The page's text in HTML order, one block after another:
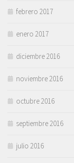
febrero 2017
enero 2017
diciembre 2016
noviembre 2016
octubre 2016
septiembre 2016
julio 2016